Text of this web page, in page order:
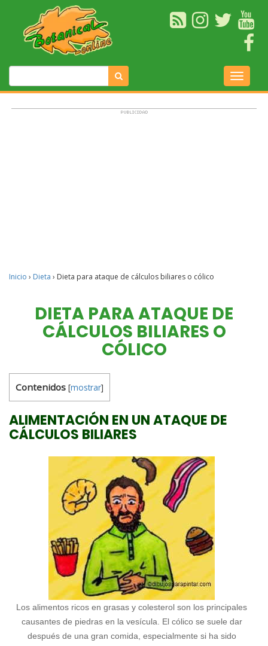
Inicio › Dieta › Dieta para ataque de cálculos biliares o cólico
DIETA PARA ATAQUE DE
CÁLCULOS BILIARES O
CÓLICO
Contenidos [mostrar]
ALIMENTACIÓN EN UN ATAQUE DE
CÁLCULOS BILIARES
Los alimentos ricos en grasas y colesterol son los principales
causantes de piedras en la vesícula. El cólico se suele dar
después de una gran comida, especialmente si ha sido